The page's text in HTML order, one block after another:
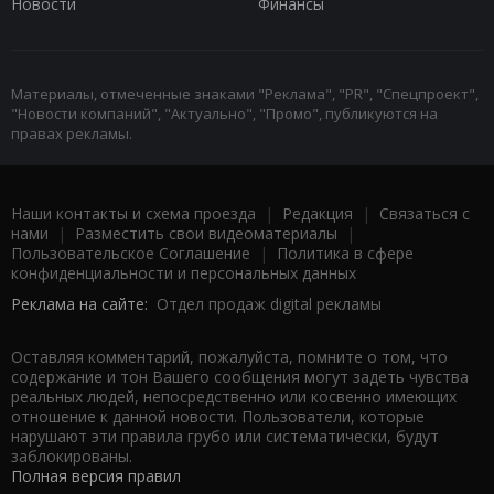
Новости
Финансы
Материалы, отмеченные знаками "Реклама", "PR", "Спецпроект",
"Новости компаний", "Актуально", "Промо", публикуются на
правах рекламы.
Наши контакты и схема проезда | Редакция | Связаться с
нами | Разместить свои видеоматериалы |
Пользовательское Соглашение |
Политика в сфере
конфиденциальности и персональных данных
Реклама на сайте: Отдел продаж digital рекламы
Оставляя комментарий, пожалуйста, помните о том, что
содержание и тон Вашего сообщения могут задеть чувства
реальных людей, непосредственно или косвенно имеющих
отношение к данной новости. Пользователи, которые
нарушают эти правила грубо или систематически, будут
заблокированы.
Полная версия правил